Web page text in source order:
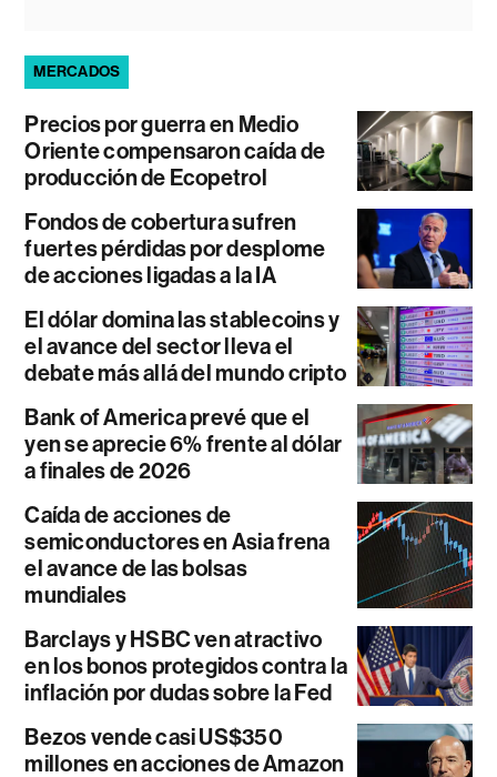
MERCADOS
Precios por guerra en Medio
Oriente compensaron caída de
producción de Ecopetrol
Fondos de cobertura sufren
fuertes pérdidas por desplome
de acciones ligadas a la IA
El dólar domina las stablecoins y
el avance del sector lleva el
debate más allá del mundo cripto
Bank of America prevé que el
yen se aprecie 6% frente al dólar
a finales de 2026
Caída de acciones de
semiconductores en Asia frena
el avance de las bolsas
mundiales
Barclays y HSBC ven atractivo
en los bonos protegidos contra la
inflación por dudas sobre la Fed
Bezos vende casi US$350
millones en acciones de Amazon